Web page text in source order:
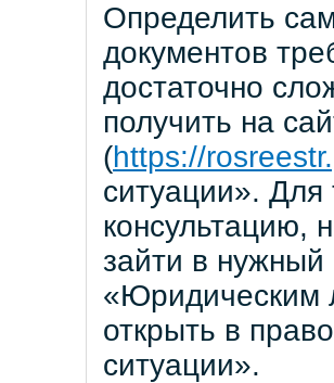
Определить
документов
достаточно
получить на
(https://
ситуации». Для
консультацию,
зайти в
«Юридическим
открыть в
ситуации».